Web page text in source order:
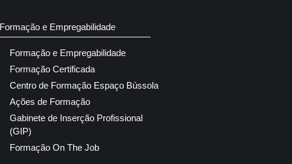
Formação e Empregabilidade
Formação e Empregabilidade
Formação Certificada
Centro de Formação Espaço Bússola
Ações de Formação
Gabinete de Inserção Profissional
(GIP)
Formação On The Job